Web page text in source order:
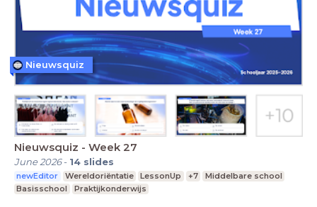
Nieuwsquiz - Week 27
June 2026- 14 slides
newEditor Wereldoriëntatie LessonUp +7
Middelbare school
Basisschool
Praktijkonderwijs
Nieuwsquiz